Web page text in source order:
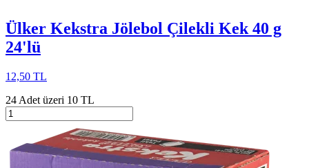
Ülker Kekstra Jölebol Çilekli Kek 40 g
24'lü
12,50 TL
24 Adet üzeri 10 TL